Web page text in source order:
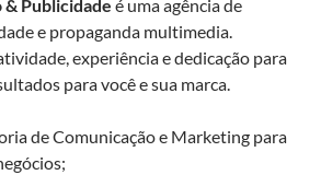
& Publicidade é uma agência de
e propaganda multimedia.
experiência e dedicação para
para você e sua marca.
de Comunicação e Marketing para